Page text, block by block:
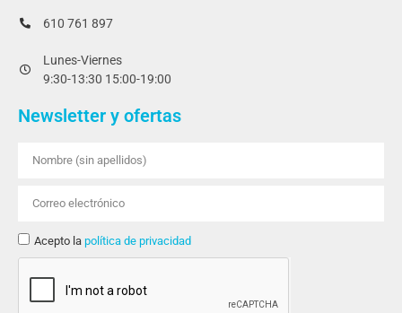
610 761 897
Lunes-Viernes
9:30-13:30 15:00-19:00
Newsletter y ofertas
Acepto la política de privacidad